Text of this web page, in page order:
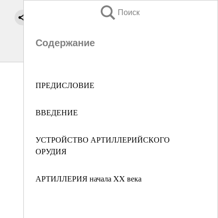
Поиск
Содержание
ПРЕДИСЛОВИЕ
ВВЕДЕНИЕ
УСТРОЙСТВО АРТИЛЛЕРИЙСКОГО
ОРУДИЯ
АРТИЛЛЕРИЯ начала XX века